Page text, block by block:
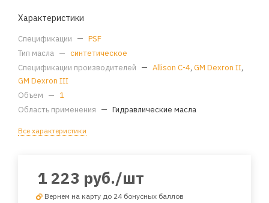
Характеристики
Спецификации — PSF
Тип масла — синтетическое
Спецификации производителей — Allison C-4, GM Dexron II,
GM Dexron III
Объем — 1
Область применения — Гидравлические масла
Все характеристики
1 223 руб./шт
Вернем на карту до 24 бонусных баллов